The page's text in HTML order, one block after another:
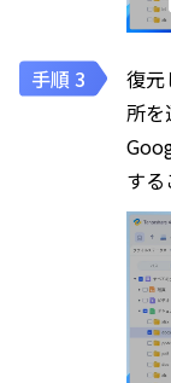
復元
所を
する